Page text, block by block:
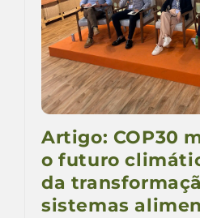
Artigo: COP30
o futuro
da
sistemas